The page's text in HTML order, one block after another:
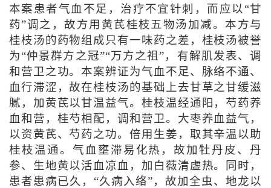
本案患者气血不足，治疗不宜针刺，而应以“甘
药”调之，故方用黄芪桂枝五物汤加减。本方与
桂枝汤的药物组成只有一味药之差，桂枝汤被誉
为“仲景群方之冠”“万方之祖”，有解肌发表、调
和营卫之功。本案辨证为气血不足、脉络不通、
血行滞涩，故在桂枝汤的基础上去甘草之甘缓滋
腻，加黄芪以甘温益气。桂枝温经通阳，芍药养
血和营，桂芍相配，调和营卫。大枣养血益气，
以资黄芪、芍药之功。倍用生姜，取其辛温以助
桂枝温通。气血壅滞易化热，故加牡丹皮、丹
参、生地黄以活血凉血，加白薇清虚热。同时，
患者患病已久，“久病入络”，故加全虫、地龙以